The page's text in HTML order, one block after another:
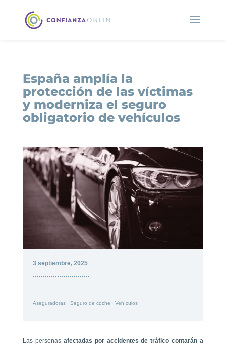
España amplía la
protección de las víctimas
y moderniza el seguro
obligatorio de vehículos
3 septiembre, 2025
Aseguradoras· Seguro de coche · Vehículos
Las personas afectadas por accidentes de tráfico contarán a